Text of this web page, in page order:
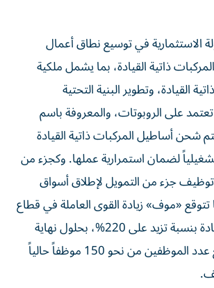
الاستثمارية في توسيع نطاق أعمال
ذاتية القيادة، بما يشمل ملكية
القيادة، وتطوير البنية التحتية
على الروبوتات، والمعروفة باسم
أساطيل المركبات ذاتية القيادة
لضمان استمرارية عملها. وكجزء من
جزء من التمويل لإطلاق أسواق
تتوقع «موف» زيادة القوى العاملة في قطاع
المركبات ذاتية القيادة بنسبة تزيد على 220%، بحلول نهاية
العام 2026، ليرتفع عدد الموظفين من نحو 150 موظفاً حالياً